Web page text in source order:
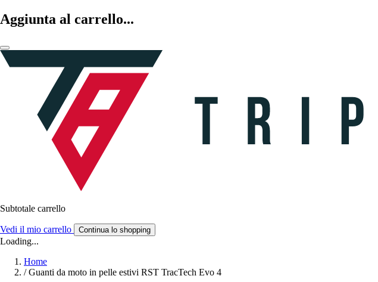
Aggiunta al carrello...
Subtotale carrello
Vedi il mio carrello Continua lo shopping
Loading...
Home
/ Guanti da moto in pelle estivi RST TracTech Evo 4